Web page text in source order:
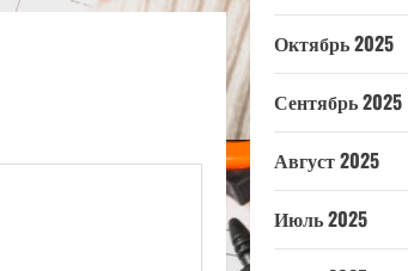
Октябрь 2025
Сентябрь 2025
Август 2025
Июль 2025